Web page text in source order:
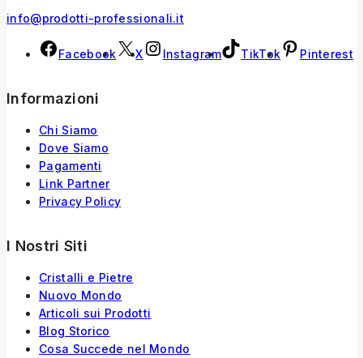
info@prodotti-professionali.it
Facebook X Instagram TikTok Pinterest
Informazioni
Chi Siamo
Dove Siamo
Pagamenti
Link Partner
Privacy Policy
I Nostri Siti
Cristalli e Pietre
Nuovo Mondo
Articoli sui Prodotti
Blog Storico
Cosa Succede nel Mondo